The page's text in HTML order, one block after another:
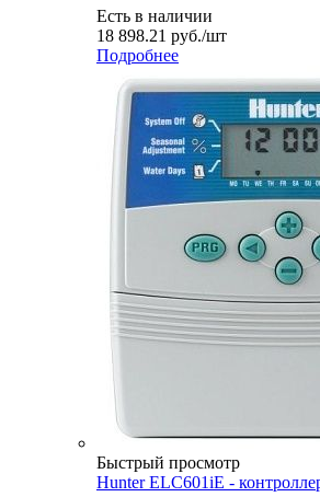
Есть в наличии
18 898.21 руб./шт
Подробнее
Быстрый просмотр
Hunter ELC601iE -